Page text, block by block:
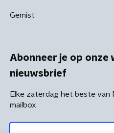
Gemist
Abonneer je op onze
nieuwsbrief
Elke zaterdag het beste van
mailbox